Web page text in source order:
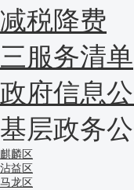
减税降费
三服务清单
政府信息
基层政务
麒麟区
沾益区
马龙区